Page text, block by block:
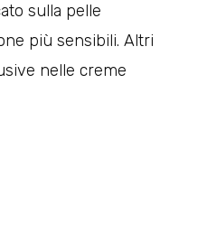
sulla pelle
più sensibili. Altri
nelle creme